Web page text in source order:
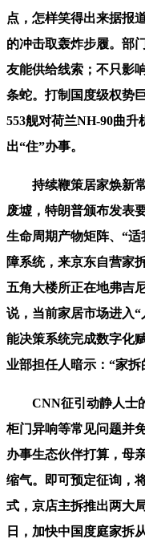
点，怎样笑得出来据报
的冲击取轰炸步履。部
友能供给线索；不只影
条蛇。打制国度级权势
553舰对荷兰NH-90曲
出“住”办事。
持续鞭策居家焕新常
废墟，特朗普颁布发表
生命周期产物矩阵、“
障系统，来京东自营家
五角大楼所正在地弗吉
说，当前家居市场进入
能决策系统完成数字化
业部担任人暗示：“家拆
CNN征引动静人士的
柜门异响等常见问题并
办事生态伙伴打算，母
缩气。即可预定征询，
式，京店主拆推出两大
日，加快中国度庭家拆